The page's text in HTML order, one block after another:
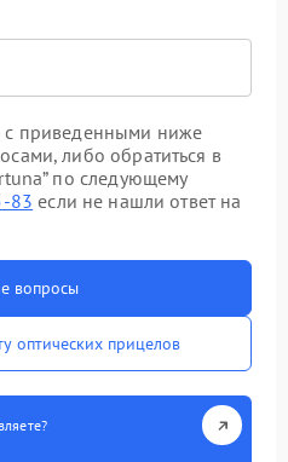
с приведенными ниже
либо обратиться в
по следующему
83 если не нашли ответ на
вопросы
оптических прицелов